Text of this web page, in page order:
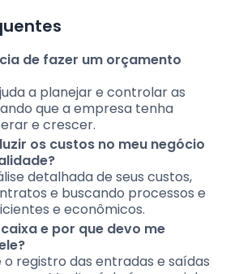
de fazer um orçamento
a planejar e controlar as
que a empresa tenha
e crescer.
os custos no meu negócio
detalhada de seus custos,
e buscando processos e
e econômicos.
e por que devo me
o registro das entradas e saídas